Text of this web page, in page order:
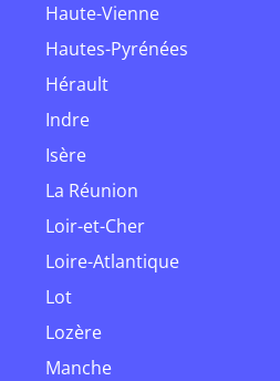
Haute-Vienne
Hautes-Pyrénées
Hérault
Indre
Isère
La Réunion
Loir-et-Cher
Loire-Atlantique
Lot
Lozère
Manche